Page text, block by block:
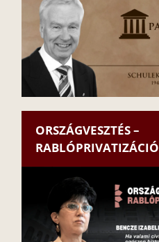
ORSZÁGVESZTÉS –
RABLÓPRIVATIZÁCIÓ